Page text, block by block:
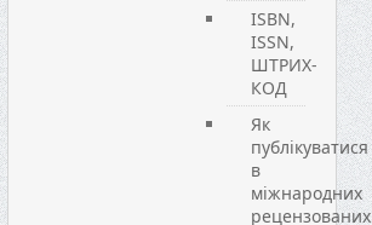
ISBN,
ISSN,
ШТРИХ-
КОД
Як
публікуватися
в
міжнародних
рецензованих